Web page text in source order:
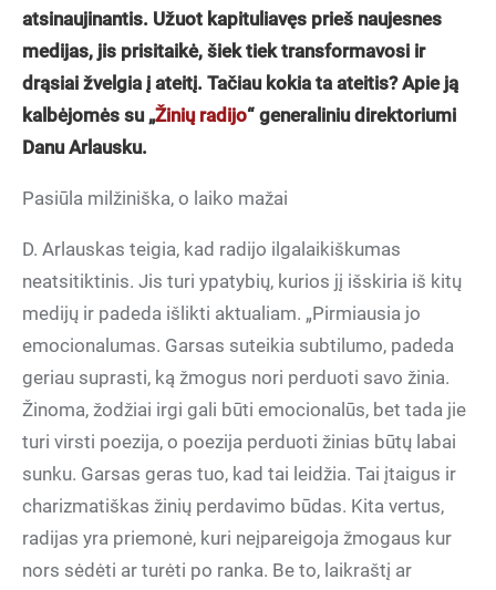
atsinaujinantis. Užuot kapituliavęs prieš naujesnes
medijas, jis prisitaikė, šiek tiek transformavosi ir
drąsiai žvelgia į ateitį. Tačiau kokia ta ateitis? Apie ją
kalbėjomės su „Žinių radijo“ generaliniu direktoriumi
Danu Arlausku.
Pasiūla milžiniška, o laiko mažai
D. Arlauskas teigia, kad radijo ilgalaikiškumas
neatsitiktinis. Jis turi ypatybių, kurios jį išskiria iš kitų
medijų ir padeda išlikti aktualiam. „Pirmiausia jo
emocionalumas. Garsas suteikia subtilumo, padeda
geriau suprasti, ką žmogus nori perduoti savo žinia.
Žinoma, žodžiai irgi gali būti emocionalūs, bet tada jie
turi virsti poezija, o poezija perduoti žinias būtų labai
sunku. Garsas geras tuo, kad tai leidžia. Tai įtaigus ir
charizmatiškas žinių perdavimo būdas. Kita vertus,
radijas yra priemonė, kuri neįpareigoja žmogaus kur
nors sėdėti ar turėti po ranka. Be to, laikraštį ar